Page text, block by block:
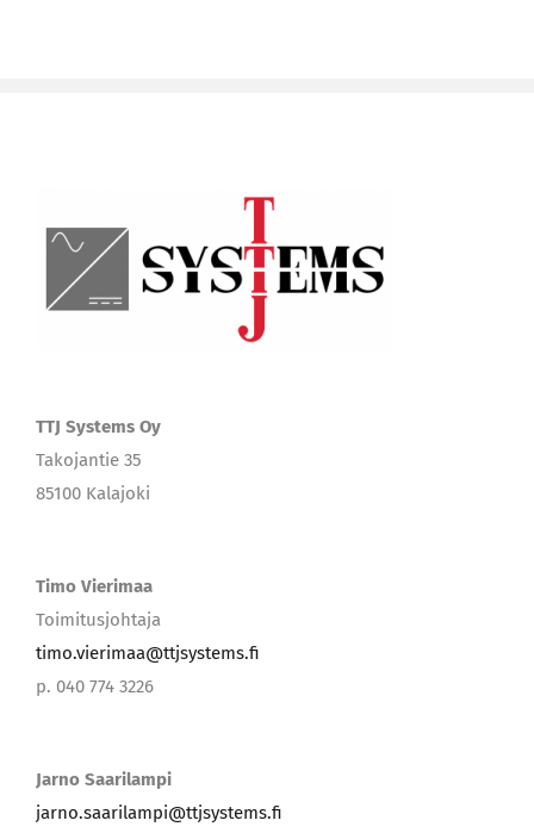
TTJ Systems Oy
Takojantie 35
85100 Kalajoki
Timo Vierimaa
Toimitusjohtaja
timo.vierimaa@ttjsystems.fi
p. 040 774 3226
Jarno Saarilampi
jarno.saarilampi@ttjsystems.fi